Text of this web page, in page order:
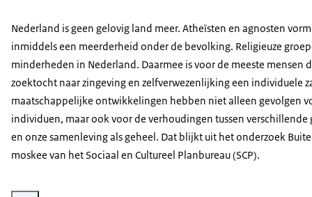
Nederland is geen gelovig land meer. Atheïsten en agnosten
inmiddels een meerderheid onder de bevolking. Religieuze
minderheden in Nederland. Daarmee is voor de meeste mensen
zoektocht naar zingeving en zelfverwezenlijking een individuele
maatschappelijke ontwikkelingen hebben niet alleen gevolgen
individuen, maar ook voor de verhoudingen tussen verschillende
en onze samenleving als geheel. Dat blijkt uit het onderzoek
moskee van het Sociaal en Cultureel Planbureau (SCP).
Vergroot afbeelding Buiten kerk en moskee